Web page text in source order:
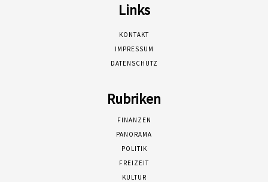
Links
KONTAKT
IMPRESSUM
DATENSCHUTZ
Rubriken
FINANZEN
PANORAMA
POLITIK
FREIZEIT
KULTUR